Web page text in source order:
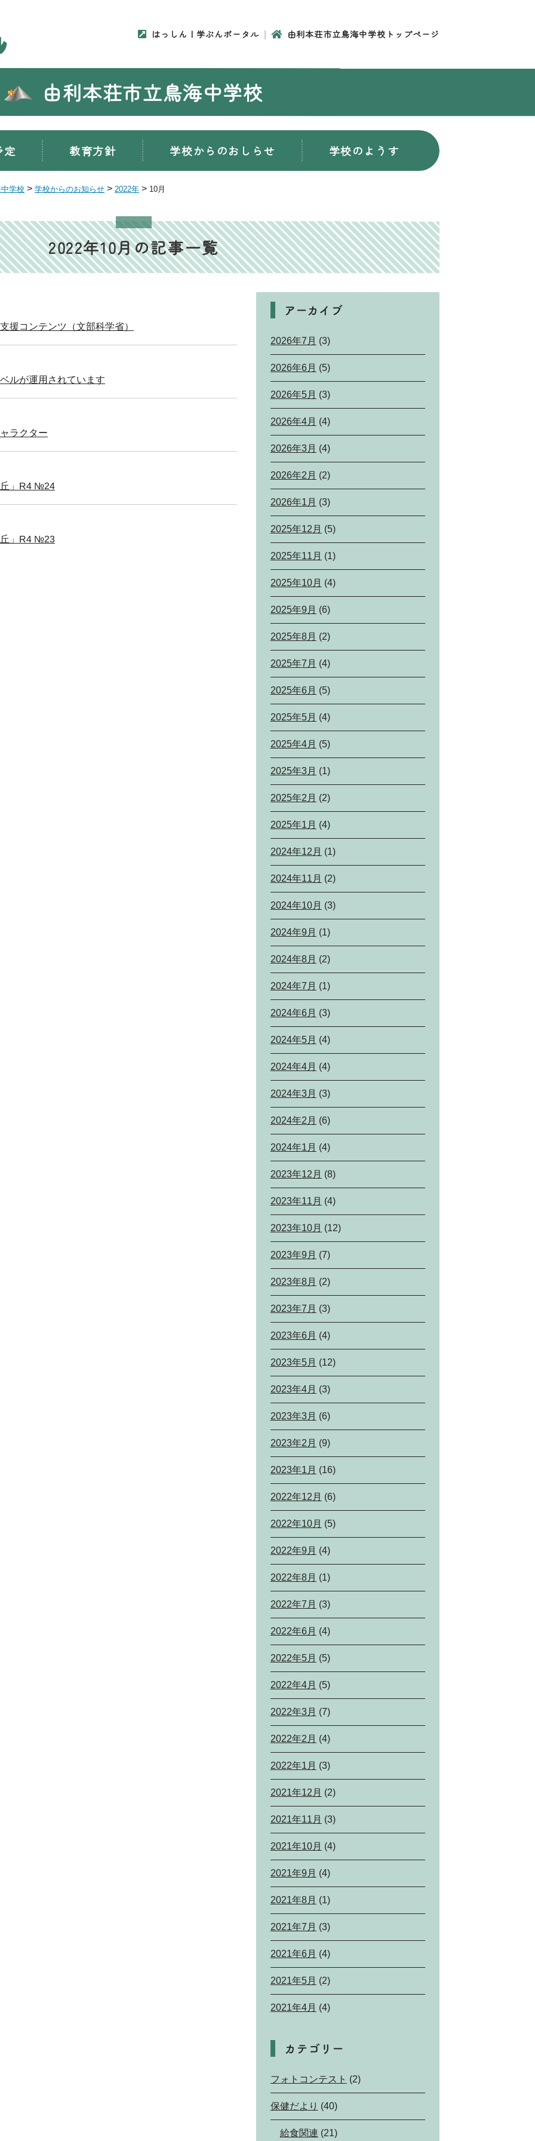
はっしん！学ぶんポータル 由利本荘市立鳥海中学校トップページ
由利本荘市立鳥海中学校
定 教育方針 学校からのおしらせ 学校のようす
学校 > 学校からのお知らせ > 2022年 > 10月
2022年10月の記事一覧
援コンテンツ（文部科学省）
ルが運用されています
ラクター
丘」R4 №24
丘」R4 №23
アーカイブ
2026年7月 (3)
2026年6月 (5)
2026年5月 (3)
2026年4月 (4)
2026年3月 (4)
2026年2月 (2)
2026年1月 (3)
2025年12月 (5)
2025年11月 (1)
2025年10月 (4)
2025年9月 (6)
2025年8月 (2)
2025年7月 (4)
2025年6月 (5)
2025年5月 (4)
2025年4月 (5)
2025年3月 (1)
2025年2月 (2)
2025年1月 (4)
2024年12月 (1)
2024年11月 (2)
2024年10月 (3)
2024年9月 (1)
2024年8月 (2)
2024年7月 (1)
2024年6月 (3)
2024年5月 (4)
2024年4月 (4)
2024年3月 (3)
2024年2月 (6)
2024年1月 (4)
2023年12月 (8)
2023年11月 (4)
2023年10月 (12)
2023年9月 (7)
2023年8月 (2)
2023年7月 (3)
2023年6月 (4)
2023年5月 (12)
2023年4月 (3)
2023年3月 (6)
2023年2月 (9)
2023年1月 (16)
2022年12月 (6)
2022年10月 (5)
2022年9月 (4)
2022年8月 (1)
2022年7月 (3)
2022年6月 (4)
2022年5月 (5)
2022年4月 (5)
2022年3月 (7)
2022年2月 (4)
2022年1月 (3)
2021年12月 (2)
2021年11月 (3)
2021年10月 (4)
2021年9月 (4)
2021年8月 (1)
2021年7月 (3)
2021年6月 (4)
2021年5月 (2)
2021年4月 (4)
カテゴリー
フォトコンテスト (2)
保健だより (40)
給食関連 (21)